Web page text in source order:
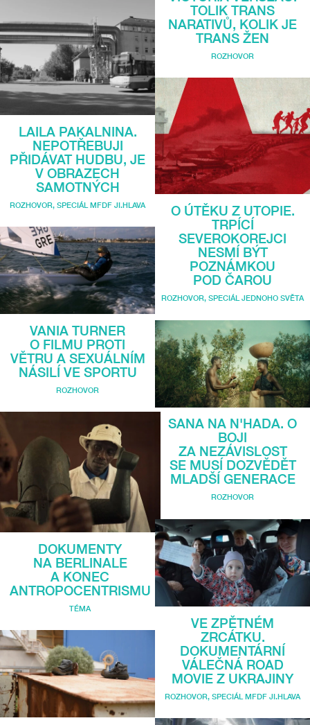
LAILA PAKALNINA.
NEPOTŘEBUJI
PŘIDÁVAT HUDBU, JE
V OBRAZECH
SAMOTNÝCH
ROZHOVOR, SPECIÁL MFDF JI.HLAVA
VANIA TURNER
O FILMU PROTI
VĚTRU A SEXUÁLNÍM
NÁSILÍ VE SPORTU
ROZHOVOR
DOKUMENTY
NA BERLINALE
A KONEC
ANTROPOCENTRISMU
TÉMA
TOLIK TRANS
NARATIVŮ, KOLIK JE
TRANS ŽEN
ROZHOVOR
O ÚTĚKU Z UTOPIE.
TRPÍCÍ
SEVEROKOREJCI
NESMÍ BÝT
POZNÁMKOU
POD ČAROU
ROZHOVOR, SPECIÁL JEDNOHO SVĚTA
SANA NA N'HADA. O
BOJI
ZA NEZÁVISLOST
SE MUSÍ DOZVĚDĚT
MLADŠÍ GENERACE
ROZHOVOR
VE ZPĚTNÉM
ZRCÁTKU.
DOKUMENTÁRNÍ
VÁLEČNÁ ROAD
MOVIE Z UKRAJINY
ROZHOVOR SPECIÁL MFDF JI.HLAVA